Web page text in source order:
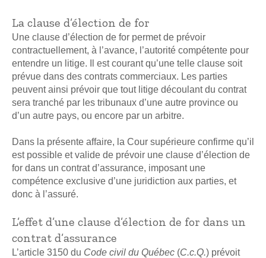
La clause d’élection de for
Une clause d’élection de for permet de prévoir
contractuellement, à l’avance, l’autorité compétente pour
entendre un litige. Il est courant qu’une telle clause soit
prévue dans des contrats commerciaux. Les parties
peuvent ainsi prévoir que tout litige découlant du contrat
sera tranché par les tribunaux d’une autre province ou
d’un autre pays, ou encore par un arbitre.
Dans la présente affaire, la Cour supérieure confirme qu’il
est possible et valide de prévoir une clause d’élection de
for dans un contrat d’assurance, imposant une
compétence exclusive d’une juridiction aux parties, et
donc à l’assuré.
L’effet d’une clause d’élection de for dans un
contrat d’assurance
L’article 3150 du Code civil du Québec (C.c.Q.) prévoit